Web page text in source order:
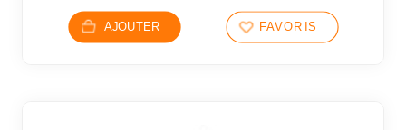
AJOUTER FAVORIS